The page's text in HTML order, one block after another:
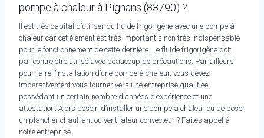
pompe à chaleur à Pignans (83790) ?
Il est très capital d’utiliser du fluide frigorigène avec une pompe à
chaleur car cet élément est très important sinon très indispensable
pour le fonctionnement de cette dernière. Le fluide frigorigène doit
par contre être utilisé avec beaucoup de précautions. Par ailleurs,
pour faire l’installation d’une pompe à chaleur, vous devez
impérativement vous tourner vers une entreprise qualifiée
possédant un certain nombre d’années d’expérience et une
attestation. Alors besoin d’installer une pompe à chaleur ou de poser
un plancher chauffant ou ventilateur convecteur ? Faites appel à
notre entreprise.